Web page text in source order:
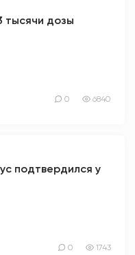
тысячи дозы
0 6840
подтвердился у
0 1743